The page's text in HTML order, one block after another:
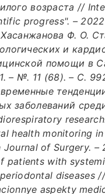
возраста //
progress". –
Ф. О.
и
помощи в
– №. 11 (68). – С.
заболеваний
health monitoring
of Surgery. –
patients with
diseases
aspekty